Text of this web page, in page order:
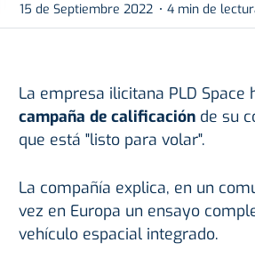
15 de Septiembre 2022
4 min de
La empresa ilicitana PLD
campaña de calificaciónde su
que está "listo para volar".
La compañía explica, en un
vez en Europa un ensayo
vehículo espacial integrado.